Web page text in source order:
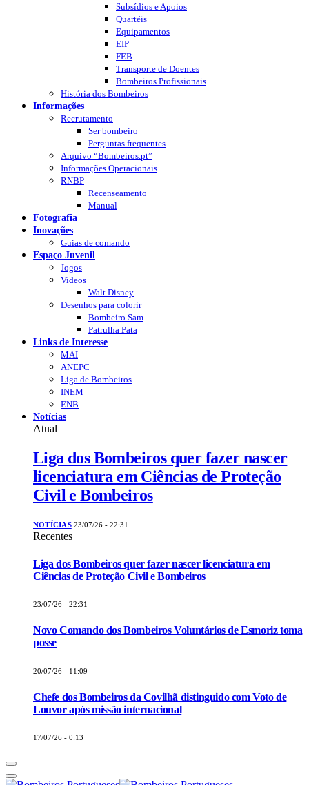
Subsídios e Apoios
Quartéis
Equipamentos
EIP
FEB
Transporte de Doentes
Bombeiros Profissionais
História dos Bombeiros
Informações
Recrutamento
Ser bombeiro
Perguntas frequentes
Arquivo “Bombeiros.pt”
Informações Operacionais
RNBP
Recenseamento
Manual
Fotografia
Inovações
Guias de comando
Espaço Juvenil
Jogos
Videos
Walt Disney
Desenhos para colorir
Bombeiro Sam
Patrulha Pata
Links de Interesse
MAI
ANEPC
Liga de Bombeiros
INEM
ENB
Notícias
Atual
Liga dos Bombeiros quer fazer nascer
licenciatura em Ciências de Proteção
Civil e Bombeiros
NOTÍCIAS 23/07/26 - 22:31
Recentes
Liga dos Bombeiros quer fazer nascer licenciatura em
Ciências de Proteção Civil e Bombeiros
23/07/26 - 22:31
Novo Comando dos Bombeiros Voluntários de Esmoriz toma
posse
20/07/26 - 11:09
Chefe dos Bombeiros da Covilhã distinguido com Voto de
Louvor após missão internacional
17/07/26 - 0:13